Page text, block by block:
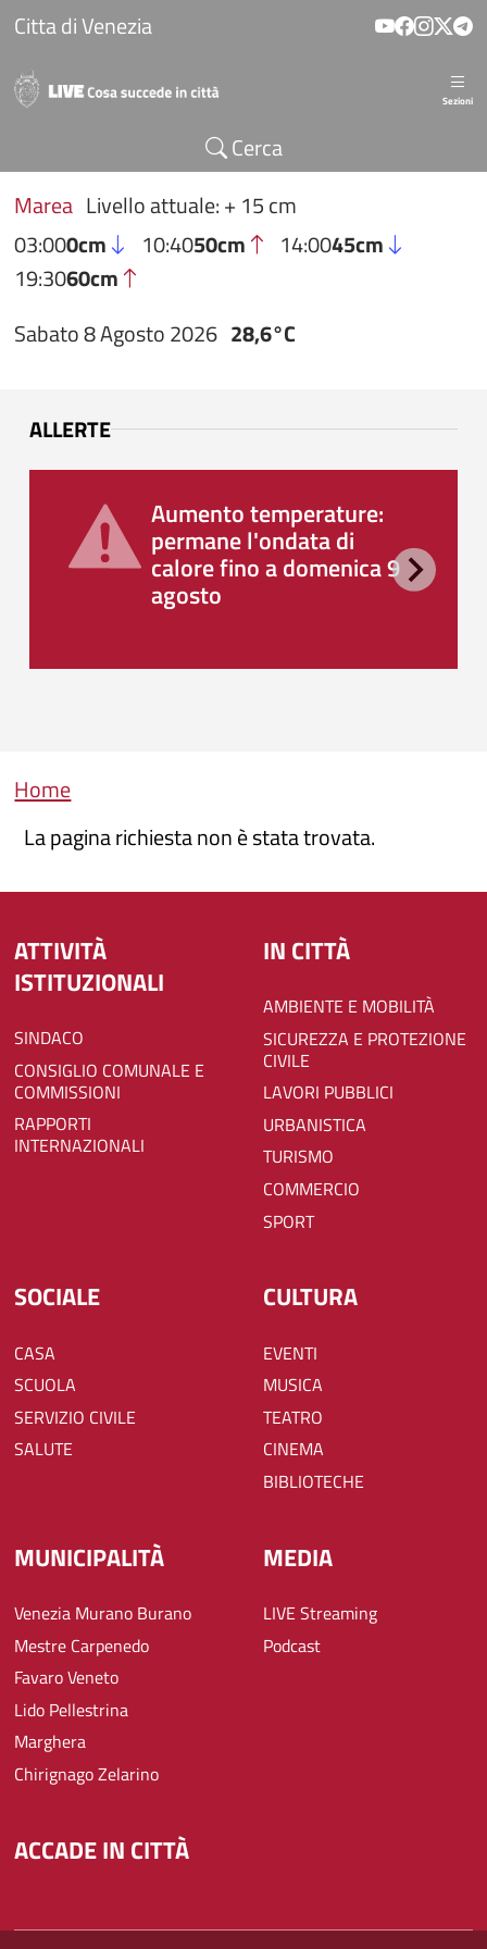
Salta al contenuto principale
Citta di Venezia
Sezioni
Cerca
Marea Livello attuale: + 15 cm
03:000cm 10:4050cm 14:0045cm
19:3060cm
Sabato 8 Agosto 2026 28,6°C
ALLERTE
Aumento temperature:
permane l'ondata di
calore fino a domenica 9
agosto
Briciole di pane
Home
La pagina richiesta non è stata trovata.
ATTIVITÀ
ISTITUZIONALI
SINDACO
CONSIGLIO COMUNALE E
COMMISSIONI
RAPPORTI
INTERNAZIONALI
IN CITTÀ
AMBIENTE E MOBILITÀ
SICUREZZA E PROTEZIONE
CIVILE
LAVORI PUBBLICI
URBANISTICA
TURISMO
COMMERCIO
SPORT
SOCIALE
CASA
SCUOLA
SERVIZIO CIVILE
SALUTE
CULTURA
EVENTI
MUSICA
TEATRO
CINEMA
BIBLIOTECHE
MUNICIPALITÀ
Venezia Murano Burano
Mestre Carpenedo
Favaro Veneto
Lido Pellestrina
Marghera
Chirignago Zelarino
MEDIA
LIVE Streaming
Podcast
ACCADE IN CITTÀ